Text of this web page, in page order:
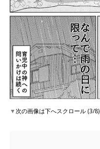
▼次の画像は下へスクロール (3/8)